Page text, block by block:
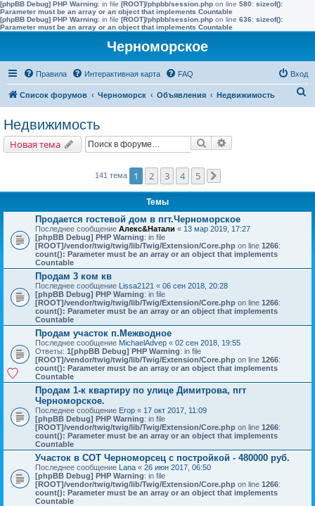
[phpBB Debug] PHP Warning: in file [ROOT]/phpbb/session.php on line 580: sizeof():
Parameter must be an array or an object that implements Countable
[phpBB Debug] PHP Warning: in file [ROOT]/phpbb/session.php on line 636: sizeof():
Parameter must be an array or an object that implements Countable
Черноморское
Правила Интерактивная карта FAQ Вход
Список форумов Черноморск Объявления Недвижимость
Недвижимость
Новая тема Поиск
141 тема 1 2 3 4 5
Темы
Продается гостевой дом в пгт.Черноморское
Последнее сообщение Алекс&Натали « 13 мар 2019, 17:27
[phpBB Debug] PHP Warning: in file
[ROOT]/vendor/twig/twig/lib/Twig/Extension/Core.php on line 1266:
count(): Parameter must be an array or an object that implements
Countable
Продам 3 ком кв
Последнее сообщение Lissa2121 « 06 сен 2018, 20:28
[phpBB Debug] PHP Warning: in file
[ROOT]/vendor/twig/twig/lib/Twig/Extension/Core.php on line 1266:
count(): Parameter must be an array or an object that implements
Countable
Продам участок п.Межводное
Последнее сообщение MichaelAdvep « 02 сен 2018, 19:55
Ответы: 1[phpBB Debug] PHP Warning: in file
[ROOT]/vendor/twig/twig/lib/Twig/Extension/Core.php on line 1266:
count(): Parameter must be an array or an object that implements
Countable
Продам 1-к квартиру по улице Димитрова, пгт
Черноморское.
Последнее сообщение Егор « 17 окт 2017, 11:09
[phpBB Debug] PHP Warning: in file
[ROOT]/vendor/twig/twig/lib/Twig/Extension/Core.php on line 1266:
count(): Parameter must be an array or an object that implements
Countable
Участок в СОТ Черноморсец с постройкой - 480000 руб.
Последнее сообщение Lana « 26 июн 2017, 06:50
[phpBB Debug] PHP Warning: in file
[ROOT]/vendor/twig/twig/lib/Twig/Extension/Core.php on line 1266:
count(): Parameter must be an array or an object that implements
Countable